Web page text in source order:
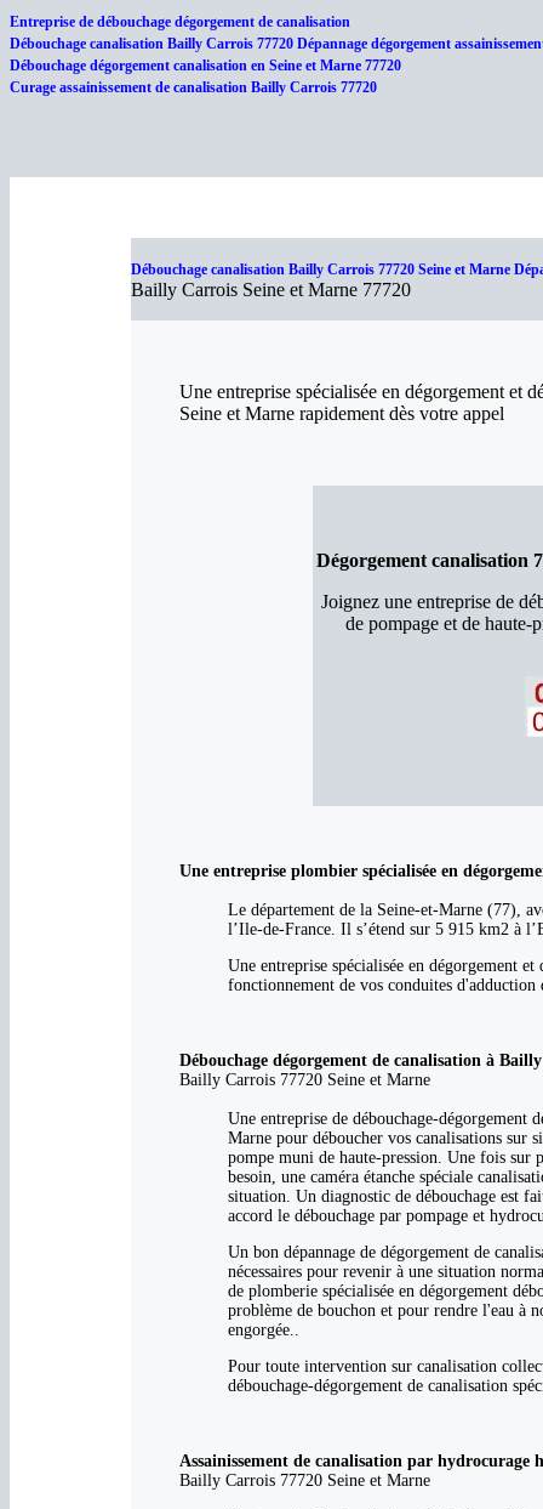
Entreprise de débouchage dégorgement de canalisation
Débouchage canalisation Bailly Carrois 77720 Dépannage dégorgement
Débouchage dégorgement canalisation en Seine et Marne 77720
Curage assainissement de canalisation Bailly Carrois 77720
Débouchage canalisation Bailly Carrois 77720 Seine et Marne
Bailly Carrois Seine et Marne 77720
Une entreprise spécialisée en dégorgement et
Seine et Marne rapidement dès votre appel
Dégorgement canalisation
Joignez une entreprise de
de pompage et de haute-
Une entreprise plombier spécialisée en
Le département de la Seine-et-Marne (77),
l’Ile-de-France. Il s’étend sur 5 915 km2 à
Une entreprise spécialisée en dégorgement
fonctionnement de vos conduites d'adduction
Débouchage dégorgement de canalisation à
Bailly Carrois 77720 Seine et Marne
Une entreprise de débouchage-
Marne pour déboucher vos canalisations sur
pompe muni de haute-pression. Une fois sur
besoin, une caméra étanche spéciale
situation. Un diagnostic de débouchage est
accord le débouchage par pompage et
Un bon dépannage de dégorgement de
nécessaires pour revenir à une situation
de plomberie spécialisée en dégorgement
problème de bouchon et pour rendre l'eau à
engorgée..
Pour toute intervention sur canalisation
débouchage-dégorgement de canalisation
Assainissement de canalisation par hydrocurage
Bailly Carrois 77720 Seine et Marne